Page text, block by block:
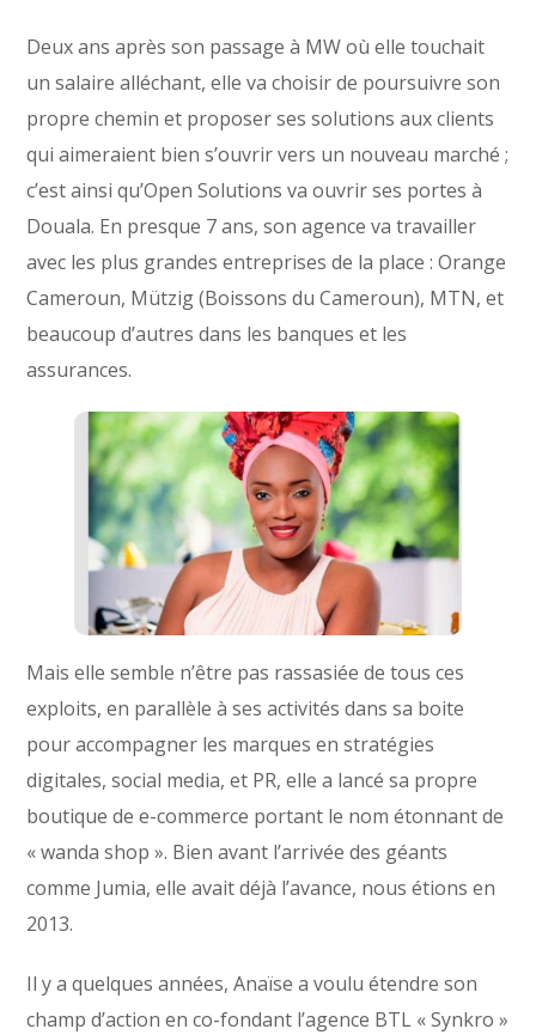
Deux ans après son passage à MW où elle touchait
un salaire alléchant, elle va choisir de poursuivre son
propre chemin et proposer ses solutions aux clients
qui aimeraient bien s’ouvrir vers un nouveau marché ;
c’est ainsi qu’Open Solutions va ouvrir ses portes à
Douala. En presque 7 ans, son agence va travailler
avec les plus grandes entreprises de la place : Orange
Cameroun, Mützig (Boissons du Cameroun), MTN, et
beaucoup d’autres dans les banques et les
assurances.
Mais elle semble n’être pas rassasiée de tous ces
exploits, en parallèle à ses activités dans sa boite
pour accompagner les marques en stratégies
digitales, social media, et PR, elle a lancé sa propre
boutique de e-commerce portant le nom étonnant de
« wanda shop ». Bien avant l’arrivée des géants
comme Jumia, elle avait déjà l’avance, nous étions en
2013.
Il y a quelques années, Anaïse a voulu étendre son
champ d’action en co-fondant l’agence BTL « Synkro »